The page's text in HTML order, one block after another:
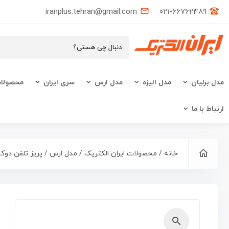
iranplus.tehran@gmail.com ۰۲۱-۶۶۷۶۲۴۸۹
مدل برلیان مدل الیزه مدل ارس سری ایران
ارتباط با ما
خانه / محصولات ایران الکتریک / مدل ارس / پریز تلفن